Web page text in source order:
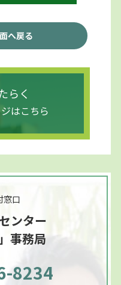
へ戻る
らく
はこちら
窓口
ンター
事務局
8234